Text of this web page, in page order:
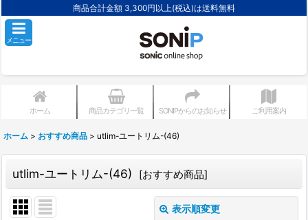
商品合計金額 3,300円以上(税込)は送料無料
メニュー
ホーム 商品カテゴリ一覧 SONIPからのお知らせ ご利用案内
ホーム > おすすめ商品 > utlim-ユートリム-(46)
utlim-ユートリム-(46) [おすすめ商品]
表示順変更